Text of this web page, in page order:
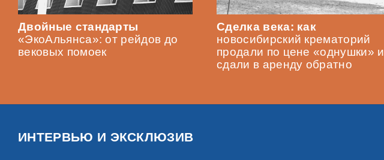
Двойные стандарты
«ЭкоАльянса»: от рейдов до
вековых помоек
Сделка века: как
новосибирский крематорий
продали по цене «однушки» и
сдали в аренду обратно
ИНТЕРВЬЮ И ЭКСКЛЮЗИВ